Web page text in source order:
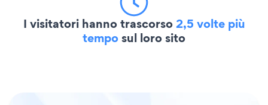
I visitatori hanno trascorso2,5 volte più
temposul loro sito